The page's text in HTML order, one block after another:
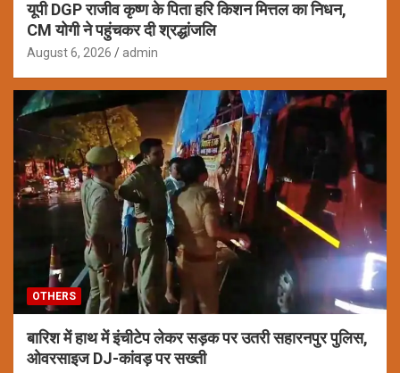
यूपी DGP राजीव कृष्ण के पिता हरि किशन मित्तल का निधन,
CM योगी ने पहुंचकर दी श्रद्धांजलि
August 6, 2026 admin
OTHERS
बारिश में हाथ में इंचीटेप लेकर सड़क पर उतरी सहारनपुर पुलिस,
ओवरसाइज DJ-कांवड़ पर सख्ती